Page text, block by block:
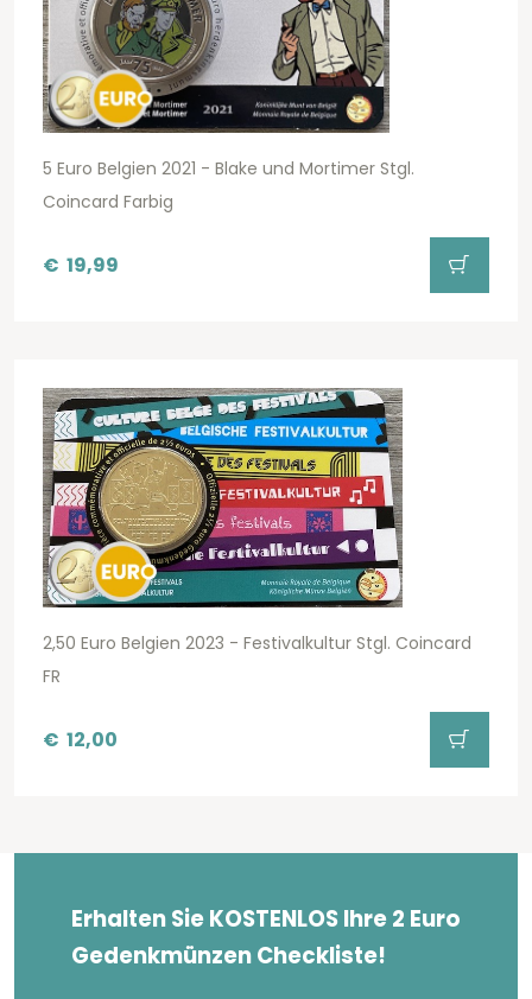
5 Euro Belgien 2021 - Blake und Mortimer Stgl.
Coincard Farbig
€ 19,99
2,50 Euro Belgien 2023 - Festivalkultur Stgl. Coincard
FR
€ 12,00
Erhalten Sie KOSTENLOS Ihre 2 Euro
Gedenkmünzen Checkliste!